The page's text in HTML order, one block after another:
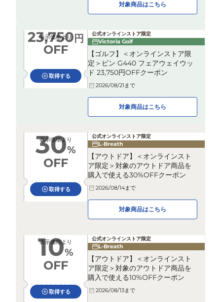
対象商品はこちら
表示価格より
23,750 円
OFF
取得する
公式オンラインストア限定
Victoria Golf
【ゴルフ】＜オンラインストア限
定＞ピン G440 フェアウェイウッ
ド 23,750円OFFクーポン
2026/08/21 まで
対象商品はこちら
表示価格より
30%
OFF
取得する
公式オンラインストア限定
L-Breath
【アウトドア】＜オンラインスト
ア限定＞対象のアウトドア商品を
購入で使える30%OFFクーポン
2026/08/14まで
対象商品はこちら
表示価格より
10%
OFF
取得する
公式オンラインストア限定
L-Breath
【アウトドア】＜オンラインスト
ア限定＞対象のアウトドア商品を
購入で使える10%OFFクーポン
2026/08/13まで